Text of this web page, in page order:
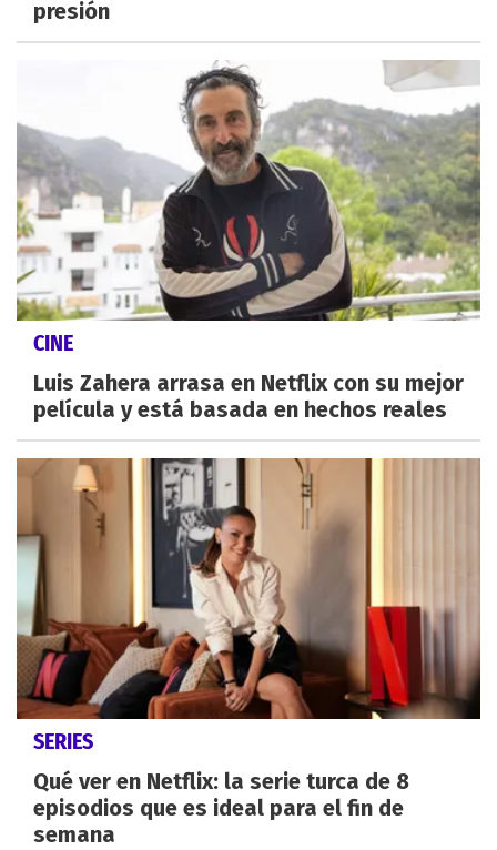
presión
CINE
Luis Zahera arrasa en Netflix con su mejor
película y está basada en hechos reales
SERIES
Qué ver en Netflix: la serie turca de 8
episodios que es ideal para el fin de
semana